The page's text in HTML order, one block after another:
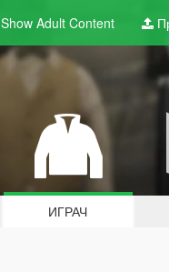
Show Adult Content
ИГРАЧ